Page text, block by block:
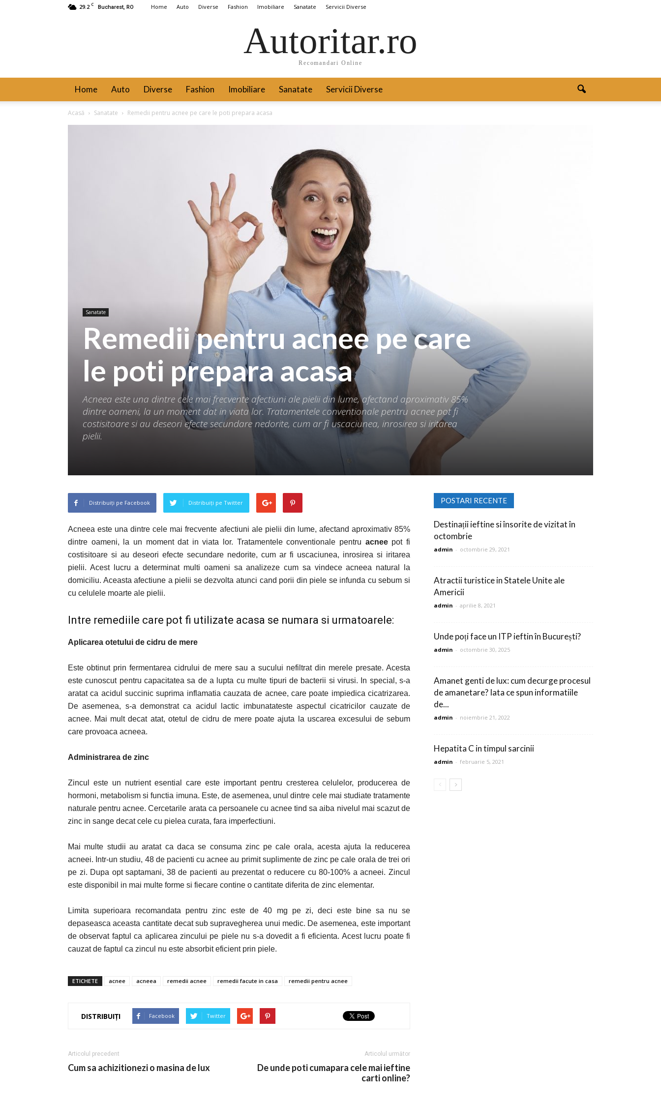
29.2 C Bucharest, RO Home Auto Diverse Fashion Imobiliare Sanatate Servicii Diverse
Autoritar.ro
Recomandari Online
Home Auto Diverse Fashion Imobiliare Sanatate Servicii Diverse
Acasă Sanatate Remedii pentru acnee pe care le poti prepara acasa
Sanatate
Remedii pentru acnee pe care
le poti prepara acasa
Acneea este una dintre cele mai frecvente afectiuni ale pielii din lume, afectand aproximativ 85%
dintre oameni, la un moment dat in viata lor. Tratamentele conventionale pentru acnee pot fi
costisitoare si au deseori efecte secundare nedorite, cum ar fi uscaciunea, inrosirea si iritarea
pielii.
Distribuiți pe Facebook Distribuiți pe Twitter
Acneea este una dintre cele mai frecvente afectiuni ale pielii din lume, afectand aproximativ 85%
dintre oameni, la un moment dat in viata lor. Tratamentele conventionale pentru acneepot fi
costisitoare si au deseori efecte secundare nedorite, cum ar fi uscaciunea, inrosirea si iritarea
pielii. Acest lucru a determinat multi oameni sa analizeze cum sa vindece acneea natural la
domiciliu. Aceasta afectiune a pielii se dezvolta atunci cand porii din piele se infunda cu sebum si
cu celulele moarte ale pielii.
Intre remediile care pot fi utilizate acasa se numara si urmatoarele:
Aplicarea otetului de cidru de mere
Este obtinut prin fermentarea cidrului de mere sau a sucului nefiltrat din merele presate. Acesta
este cunoscut pentru capacitatea sa de a lupta cu multe tipuri de bacterii si virusi. In special, s-a
aratat ca acidul succinic suprima inflamatia cauzata de acnee, care poate impiedica cicatrizarea.
De asemenea, s-a demonstrat ca acidul lactic imbunatateste aspectul cicatricilor cauzate de
acnee. Mai mult decat atat, otetul de cidru de mere poate ajuta la uscarea excesului de sebum
care provoaca acneea.
Administrarea de zinc
Zincul este un nutrient esential care este important pentru cresterea celulelor, producerea de
hormoni, metabolism si functia imuna. Este, de asemenea, unul dintre cele mai studiate tratamente
naturale pentru acnee. Cercetarile arata ca persoanele cu acnee tind sa aiba nivelul mai scazut de
zinc in sange decat cele cu pielea curata, fara imperfectiuni.
Mai multe studii au aratat ca daca se consuma zinc pe cale orala, acesta ajuta la reducerea
acneei. Intr-un studiu, 48 de pacienti cu acnee au primit suplimente de zinc pe cale orala de trei ori
pe zi. Dupa opt saptamani, 38 de pacienti au prezentat o reducere cu 80-100% a acneei. Zincul
este disponibil in mai multe forme si fiecare contine o cantitate diferita de zinc elementar.
Limita superioara recomandata pentru zinc este de 40 mg pe zi, deci este bine sa nu se
depaseasca aceasta cantitate decat sub supravegherea unui medic. De asemenea, este important
de observat faptul ca aplicarea zincului pe piele nu s-a dovedit a fi eficienta. Acest lucru poate fi
cauzat de faptul ca zincul nu este absorbit eficient prin piele.
ETICHETE acnee acneea remedii acnee remedii facute in casa remedii pentru acnee
DISTRIBUIȚI Facebook Twitter
Articolul precedent
Cum sa achizitionezi o masina de lux
Articolul următor
De unde poti cumapara cele mai ieftine
carti online?
POSTARI RECENTE
Destinații ieftine si însorite de vizitat în
octombrie
admin - octombrie 29, 2021
Atractii turistice in Statele Unite ale
Americii
admin - aprilie 8, 2021
Unde poți face un ITP ieftin în București?
admin - octombrie 30, 2025
Amanet genti de lux: cum decurge procesul
de amanetare? Iata ce spun informatiile
de...
admin - noiembrie 21, 2022
Hepatita C in timpul sarcinii
admin - februarie 5, 2021